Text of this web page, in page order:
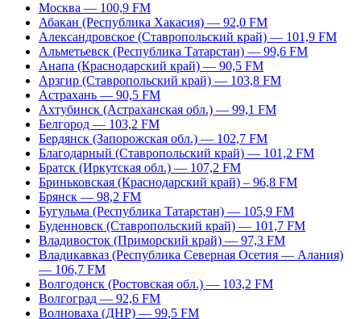
Москва — 100,9 FM
Абакан (Республика Хакасия) — 92,0 FM
Александровское (Ставропольский край) — 101,9 FM
Альметьевск (Республика Татарстан) — 99,6 FM
Анапа (Краснодарский край) — 90,5 FM
Арзгир (Ставропольский край) — 103,8 FM
Астрахань — 90,5 FM
Ахтубинск (Астраханская обл.) — 99,1 FM
Белгород — 103,2 FM
Бердянск (Запорожская обл.) — 102,7 FM
Благодарный (Ставропольский край) — 101,2 FM
Братск (Иркутская обл.) — 107,2 FM
Бриньковская (Краснодарский край) – 96,8 FM
Брянск — 98,2 FM
Бугульма (Республика Татарстан) — 105,9 FM
Буденновск (Ставропольский край) — 101,7 FM
Владивосток (Приморский край) — 97,3 FM
Владикавказ (Республика Северная Осетия — Алания)
— 106,7 FM
Волгодонск (Ростовская обл.) — 103,2 FM
Волгоград — 92,6 FM
Волноваха (ДНР) — 99,5 FM